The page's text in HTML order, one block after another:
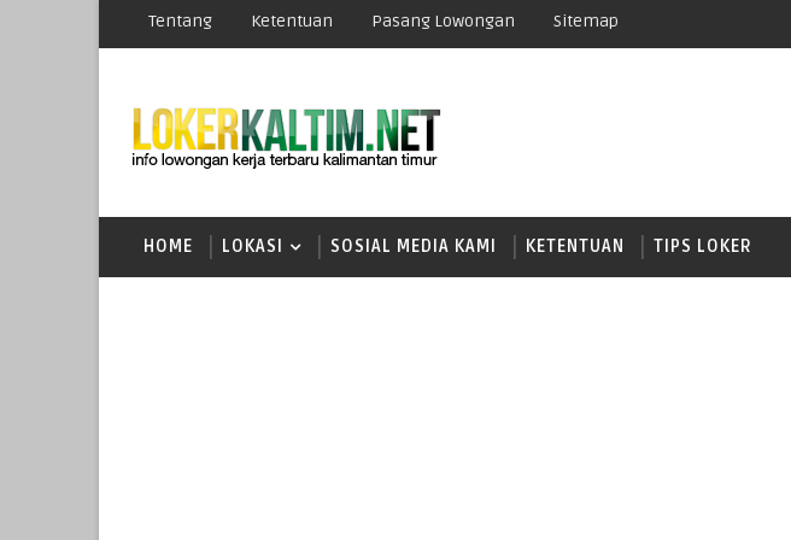
Tentang Ketentuan Pasang Lowongan Sitemap
HOME LOKASI SOSIAL MEDIA KAMI KETENTUAN TIPS LOKER